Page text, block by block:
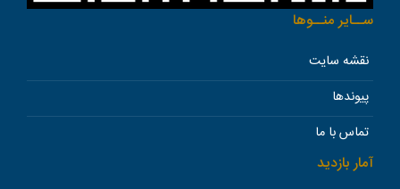
ســاير منــوها
نقشه سایت
پیوندها
تماس با ما
آمار بازدید